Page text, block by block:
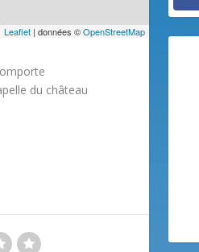
Leaflet | données ©OpenStreetMap
du château